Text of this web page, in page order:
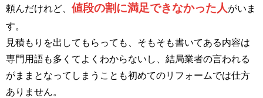
頼んだけれど、 値段の割に満足できなかった人 がいま
す。
見積もりを出してもらっても、そもそも書いてある内容は
専門用語も多くてよくわからないし、結局業者の言われる
がままとなってしまうことも初めてのリフォームでは仕方
ありません。